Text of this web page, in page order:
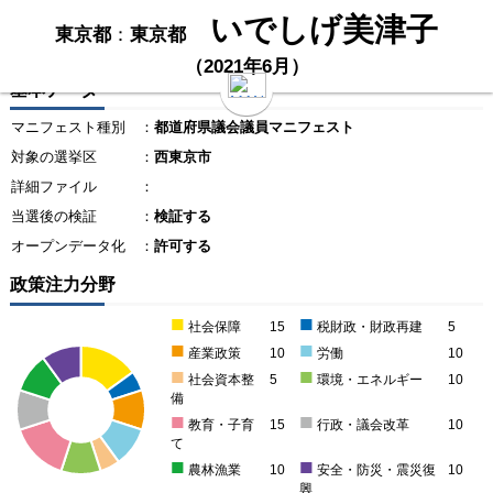
東京都：東京都 いでしげ美津子
（2021年6月）
基本データ
マニフェスト種別 ： 都道府県議会議員マニフェスト
対象の選挙区
： 西東京市
詳細ファイル
：
当選後の検証
： 検証する
オープンデータ化
： 許可する
政策注力分野
■ 社会保障 15 ■ 税財政・財政再建 5
■ 産業政策 10 ■ 労働 10
■ 社会資本整
備
5 ■ 環境・エネルギー 10
■ 教育・子育
て
15 ■ 行政・議会改革 10
■ 農林漁業 10 ■ 安全・防災・震災復
興
10